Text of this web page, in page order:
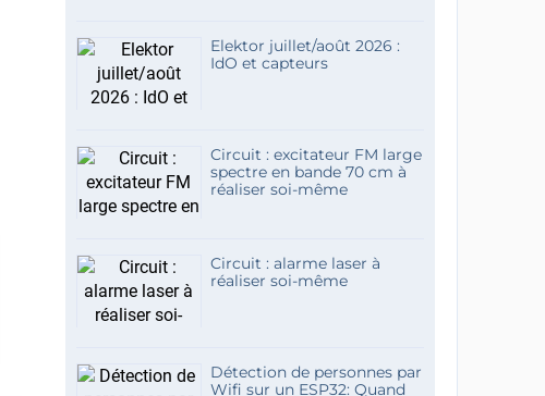
Elektor juillet/août 2026 :
IdO et capteurs
Circuit : excitateur FM large
spectre en bande 70 cm à
réaliser soi-même
Circuit : alarme laser à
réaliser soi-même
Détection de personnes par
Wifi sur un ESP32: Quand